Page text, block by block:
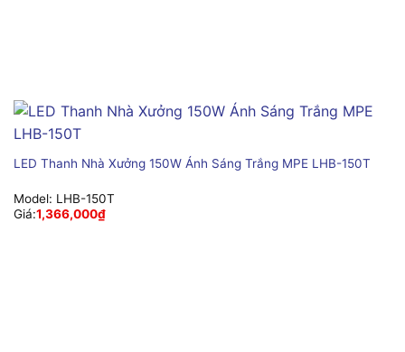
LED Thanh Nhà Xưởng 150W Ánh Sáng Trắng MPE LHB-150T
Model: LHB-150T
Giá:1,366,000₫